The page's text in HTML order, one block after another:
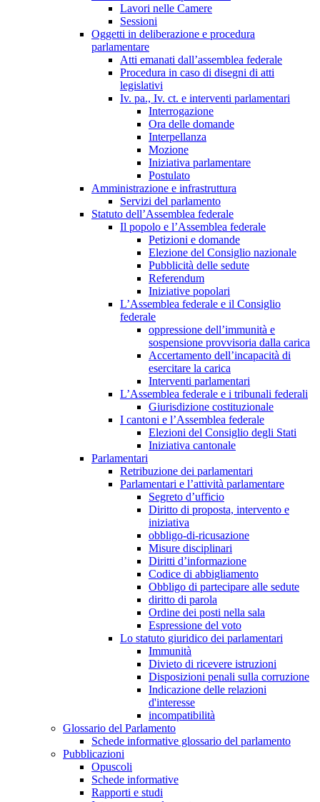
Lavori nelle Camere
Sessioni
Oggetti in deliberazione e procedura
parlamentare
Atti emanati dall’assemblea federale
Procedura in caso di disegni di atti
legislativi
Iv. pa., Iv. ct. e interventi parlamentari
Interrogazione
Ora delle domande
Interpellanza
Mozione
Iniziativa parlamentare
Postulato
Amministrazione e infrastruttura
Servizi del parlamento
Statuto dell’Assemblea federale
Il popolo e l’Assemblea federale
Petizioni e domande
Elezione del Consiglio nazionale
Pubblicità delle sedute
Referendum
Iniziative popolari
L’Assemblea federale e il Consiglio
federale
oppressione dell’immunità e
sospensione provvisoria dalla carica
Accertamento dell’incapacità di
esercitare la carica
Interventi parlamentari
L’Assemblea federale e i tribunali federali
Giurisdizione costituzionale
I cantoni e l’Assemblea federale
Elezioni del Consiglio degli Stati
Iniziativa cantonale
Parlamentari
Retribuzione dei parlamentari
Parlamentari e l’attività parlamentare
Segreto d’ufficio
Diritto di proposta, intervento e
iniziativa
obbligo-di-ricusazione
Misure disciplinari
Diritti d’informazione
Codice di abbigliamento
Obbligo di partecipare alle sedute
diritto di parola
Ordine dei posti nella sala
Espressione del voto
Lo statuto giuridico dei parlamentari
Immunità
Divieto di ricevere istruzioni
Disposizioni penali sulla corruzione
Indicazione delle relazioni
d'interesse
incompatibilità
Glossario del Parlamento
Schede informative glossario del parlamento
Pubblicazioni
Opuscoli
Schede informative
Rapporti e studi